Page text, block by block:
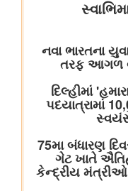
आर्थिक चुनौतियों से
योजना ने अनु सुप्रिया
बनाया
आर्थिक बाधाओं से लेकर
तेलू झांसी विजय कृष्णा को